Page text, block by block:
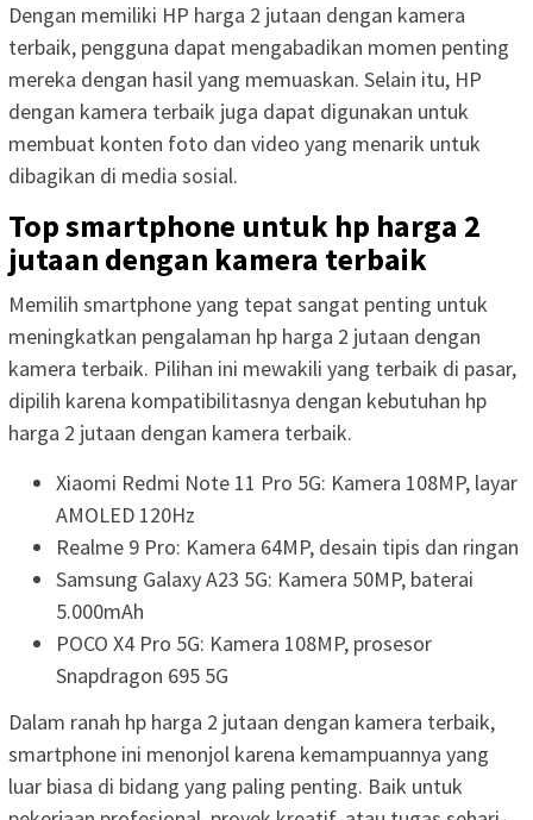
Dengan memiliki HP harga 2 jutaan dengan kamera
terbaik, pengguna dapat mengabadikan momen penting
mereka dengan hasil yang memuaskan. Selain itu, HP
dengan kamera terbaik juga dapat digunakan untuk
membuat konten foto dan video yang menarik untuk
dibagikan di media sosial.
Top smartphone untuk hp harga 2
jutaan dengan kamera terbaik
Memilih smartphone yang tepat sangat penting untuk
meningkatkan pengalaman hp harga 2 jutaan dengan
kamera terbaik. Pilihan ini mewakili yang terbaik di pasar,
dipilih karena kompatibilitasnya dengan kebutuhan hp
harga 2 jutaan dengan kamera terbaik.
Xiaomi Redmi Note 11 Pro 5G: Kamera 108MP, layar
AMOLED 120Hz
Realme 9 Pro: Kamera 64MP, desain tipis dan ringan
Samsung Galaxy A23 5G: Kamera 50MP, baterai
5.000mAh
POCO X4 Pro 5G: Kamera 108MP, prosesor
Snapdragon 695 5G
Dalam ranah hp harga 2 jutaan dengan kamera terbaik,
smartphone ini menonjol karena kemampuannya yang
luar biasa di bidang yang paling penting. Baik untuk